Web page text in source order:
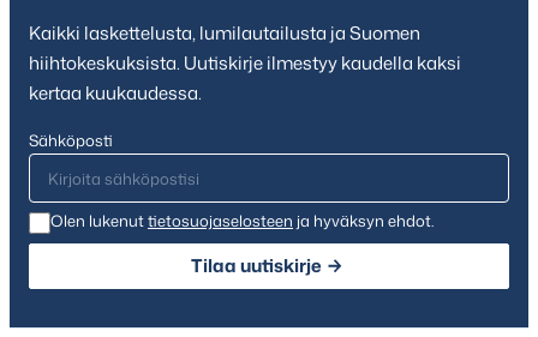
Kaikki laskettelusta, lumilautailusta ja Suomen
hiihtokeskuksista. Uutiskirje ilmestyy kaudella kaksi
kertaa kuukaudessa.
Sähköposti
Olen lukenuttietosuojaselosteen ja hyväksyn ehdot.
Tilaa uutiskirje